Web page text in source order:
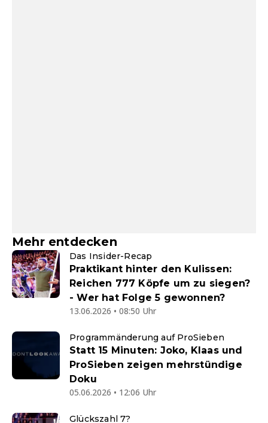
Mehr entdecken
Das Insider-Recap
Praktikant hinter den Kulissen:
Reichen 777 Köpfe um zu siegen?
- Wer hat Folge 5 gewonnen?
13.06.2026 • 08:50 Uhr
Programmänderung auf ProSieben
Statt 15 Minuten: Joko, Klaas und
ProSieben zeigen mehrstündige
Doku
05.06.2026 • 12:06 Uhr
Glückszahl 7?